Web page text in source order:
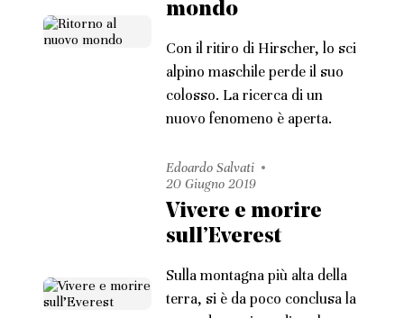
mondo
Con il ritiro di Hirscher, lo sci
alpino maschile perde il suo
colosso. La ricerca di un
nuovo fenomeno è aperta.
Edoardo Salvati
20 Giugno 2019
Vivere e morire
sull’Everest
Sulla montagna più alta della
terra, si è da poco conclusa la